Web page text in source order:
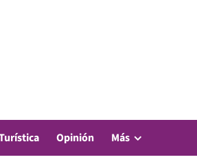
Opinión Más